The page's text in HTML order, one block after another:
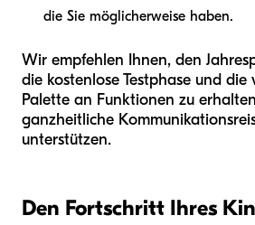
die Sie möglicherweise haben.
Wir empfehlen Ihnen, den
die kostenlose Testphase und
Palette an Funktionen zu
ganzheitliche
unterstützen.
Den Fortschritt Ihres